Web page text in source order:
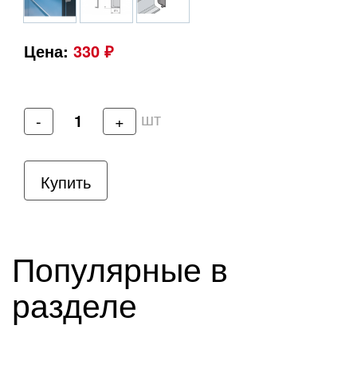
Цена: 330 ₽
- + шт
Купить
Популярные в
разделе